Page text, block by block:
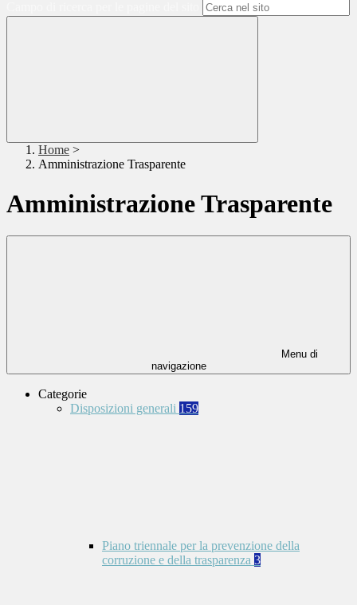
Home >
Amministrazione Trasparente
Amministrazione Trasparente
Menu di
navigazione
Categorie
Disposizioni generali 159
Piano triennale per la prevenzione della
corruzione e della trasparenza 3